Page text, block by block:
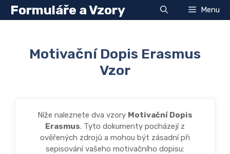
Přeskočit
Formuláře a Vzory Menu
Motivační Dopis Erasmus
Vzor
Níže naleznete dva vzory Motivační Dopis
Erasmus. Tyto dokumenty pocházejí z
ověřených zdrojů a mohou být zásadní při
sepisování vašeho motivačního dopisu: